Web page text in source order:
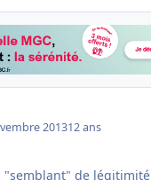
201312 ans
"semblant" de légitimité